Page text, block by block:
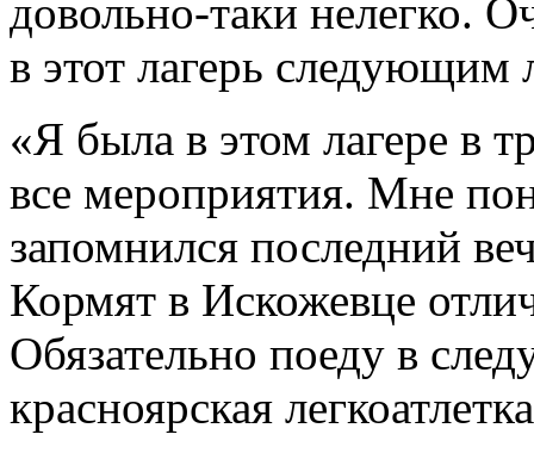
довольно-таки нелегко.
в этот лагерь следующим
«Я была в этом лагере в
все мероприятия. Мне
запомнился последний
Кормят в Искожевце
Обязательно поеду в
красноярская